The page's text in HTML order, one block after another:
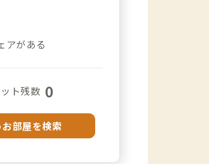
アがある
ト残数 0
部屋を検索